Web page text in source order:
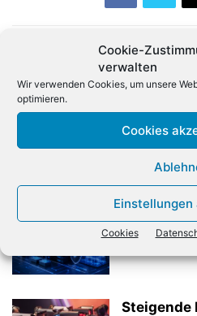
Cookie-
verwalten
Wir verwenden Cookies, um unsere
optimieren.
Cookies
Einstellungen
Cookies
Aktien: Nvidia wackelt erneut
AWS führt
CLOUD
Steigende